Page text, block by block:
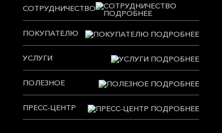
СОТРУДНИЧЕСТВО
ПОКУПАТЕЛЮ
УСЛУГИ
ПОЛЕЗНОЕ
ПРЕСС-ЦЕНТР